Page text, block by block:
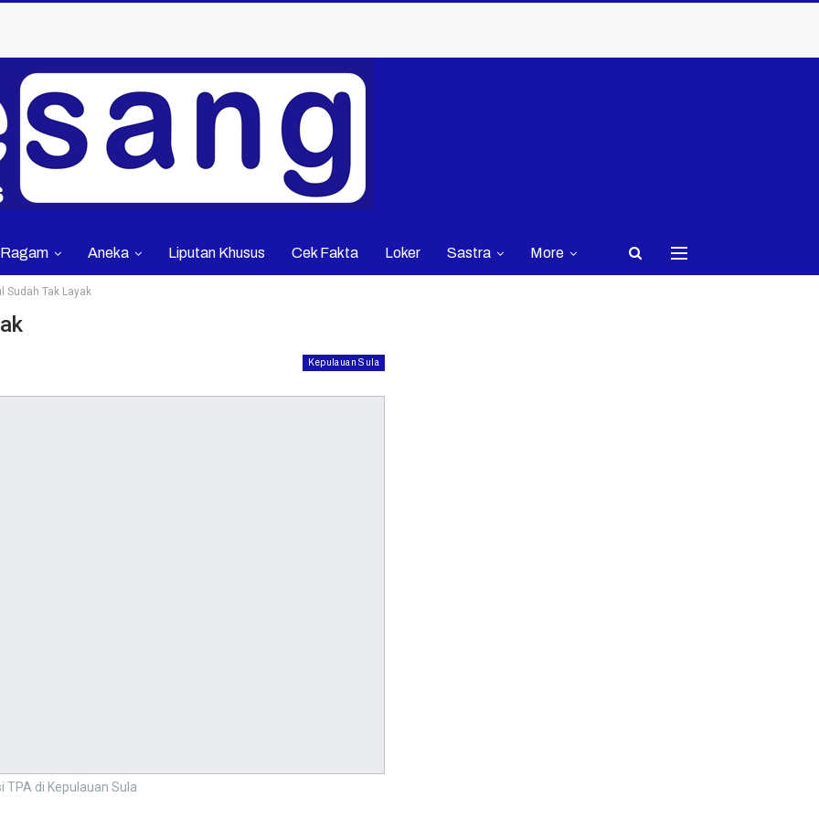
Ragam Aneka Liputan Khusus Cek Fakta Loker Sastra More
Sudah Tak Layak
Kepulauan Sula
TPA di Kepulauan Sula